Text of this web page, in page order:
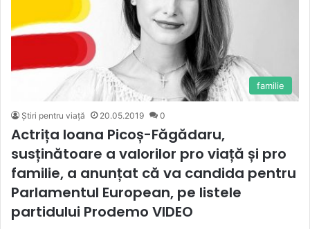
familie
Știri pentru viață 20.05.2019 0
Actrița Ioana Picoș-Făgădaru,
susținătoare a valorilor pro viață și pro
familie, a anunțat că va candida pentru
Parlamentul European, pe listele
partidului Prodemo VIDEO